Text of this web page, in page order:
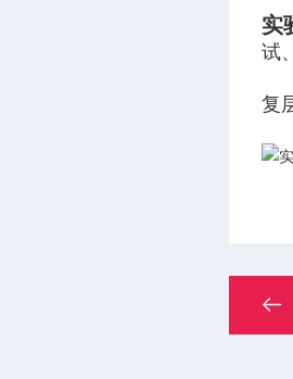
实
试
复